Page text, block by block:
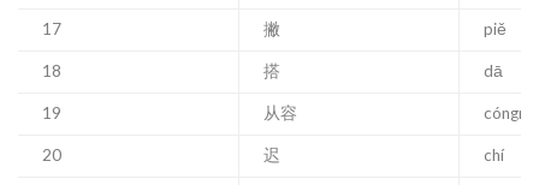
17 撇 piě
18 搭 dā
19 从容
20 迟 chí